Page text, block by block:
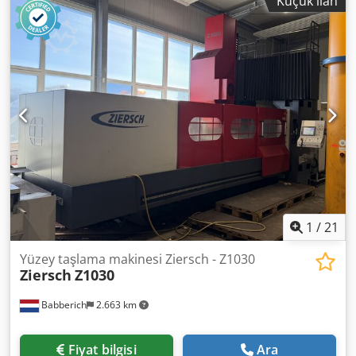
sınırsız Döner tabla dönüş hızı aralığı 5,6 - 300 devir/dakika
Dikey kızak eğimli ayarı 45° İlerleme aralığı 0,044-8
mm/devir Hızlı ilerleme 2 m/dakika Tahrik gücü 55 kW Alan
ihtiyacı U x G x Y 2660 x 2710 x 3360 mm Toplam ağırlık
16.500 kg Aksesuarlar / Özel özellikler: • 2 eksenli dijital
gösterge, ACU-Rite marka • 4 pensli dönen tabla, çapı 1250
mm • 5 pozisyonlu revolver başlığı • Konik tornalama •
Kopyalama tornalama Crodpfxey Ex Epo Akljf Siegfried Volz
Takım Tezgahları Rüschebrinkstr. 151-153 DE - 44143
Dortmund - Wambel / Almanya
1 /21
Babberich 2.663 km
Yüzey taşlama makinesi Ziersch - Z1030
Ziersch Z1030
Fiyat bilgisi Ara